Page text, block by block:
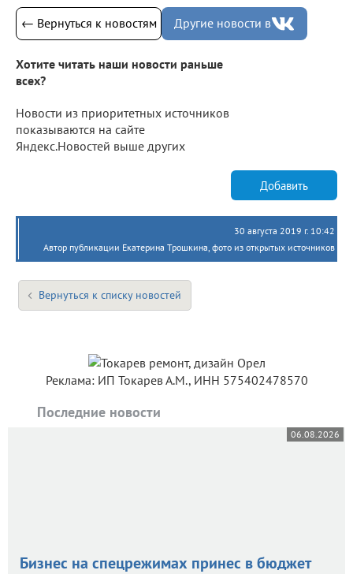
← Вернуться к новостям Другие новости в
Хотите читать наши новости раньше
всех?
Новости из приоритетных источников
показываются на сайте
Яндекс.Новостей выше других
Добавить
30 августа 2019 г. 10:42
Автор публикации Екатерина Трошкина, фото из открытых источников
Вернуться к списку новостей
Реклама: ИП Токарев А.М., ИНН 575402478570
Последние новости
06.08.2026
Бизнес на спецрежимах принес в бюджет